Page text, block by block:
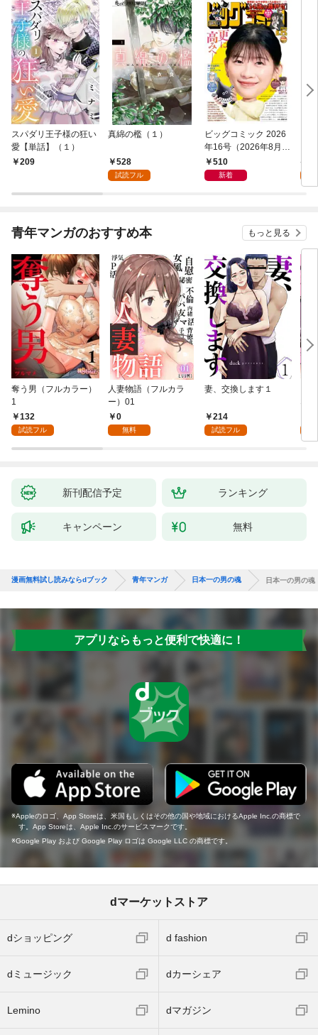
スパダリ王子様の狂い
愛【単話】（１）
209
真綿の檻（１）
528
試読フル
ビッグコミック 2026
年16号（2026年8月7
日発売）
510
新着
青年マンガのおすすめ本 もっと見る
奪う男（フルカラー）
1
132
試読フル
人妻物語（フルカラ
ー）01
0
無料
妻、交換します１
214
試読フル
な
新刊配信予定 ランキング
キャンペーン 無料
漫画無料試し読みならdブック 青年マンガ 日本一の男の魂 日本一の男の魂
アプリならもっと便利で快適に！
Appleのロゴ、App Storeは、米国もしくはその他の国や地域におけるApple Inc.の商標で
す。App Storeは、Apple Inc.のサービスマークです。
Google Play および Google Play ロゴは Google LLC の商標です。
dマーケットストア
dショッピング d fashion
dミュージック dカーシェア
Lemino dマガジン